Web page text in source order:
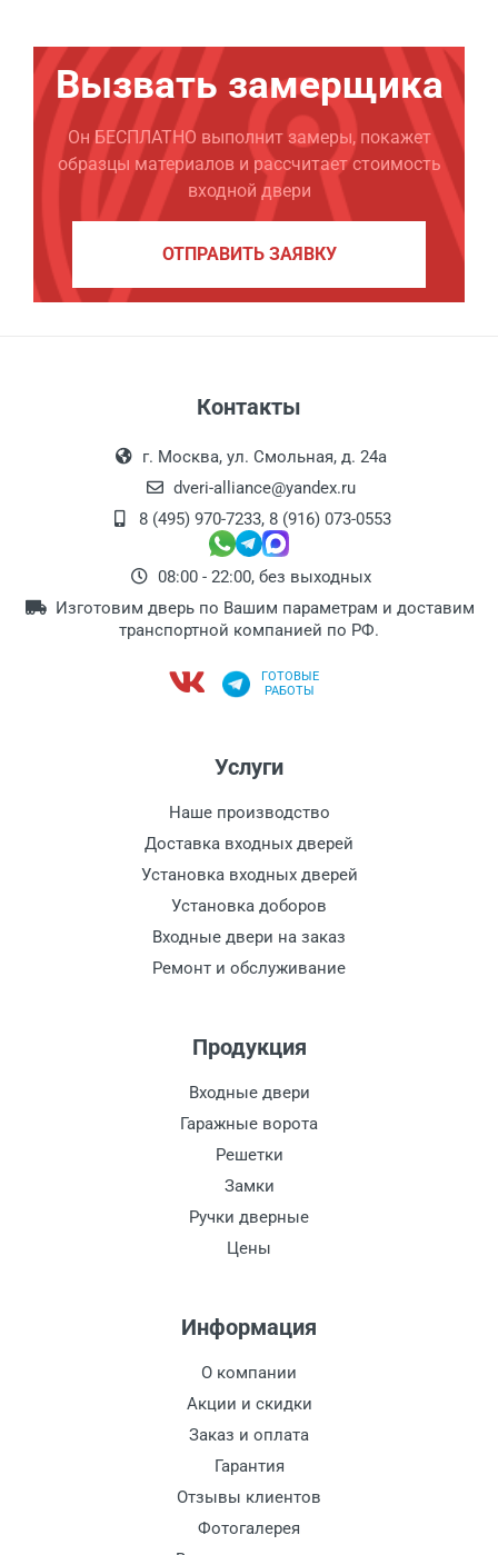
Вызвать замерщика
Он БЕСПЛАТНО выполнит замеры, покажет
образцы материалов и рассчитает стоимость
входной двери
ОТПРАВИТЬ ЗАЯВКУ
Контакты
г. Москва, ул. Смольная, д. 24а
dveri-alliance@yandex.ru
8 (495) 970-7233, 8 (916) 073-0553
08:00 - 22:00, без выходных
Изготовим дверь по Вашим параметрам и доставим
транспортной компанией по РФ.
ГОТОВЫЕ
РАБОТЫ
Услуги
Наше производство
Доставка входных дверей
Установка входных дверей
Установка доборов
Входные двери на заказ
Ремонт и обслуживание
Продукция
Входные двери
Гаражные ворота
Решетки
Замки
Ручки дверные
Цены
Информация
О компании
Акции и скидки
Заказ и оплата
Гарантия
Отзывы клиентов
Фотогалерея